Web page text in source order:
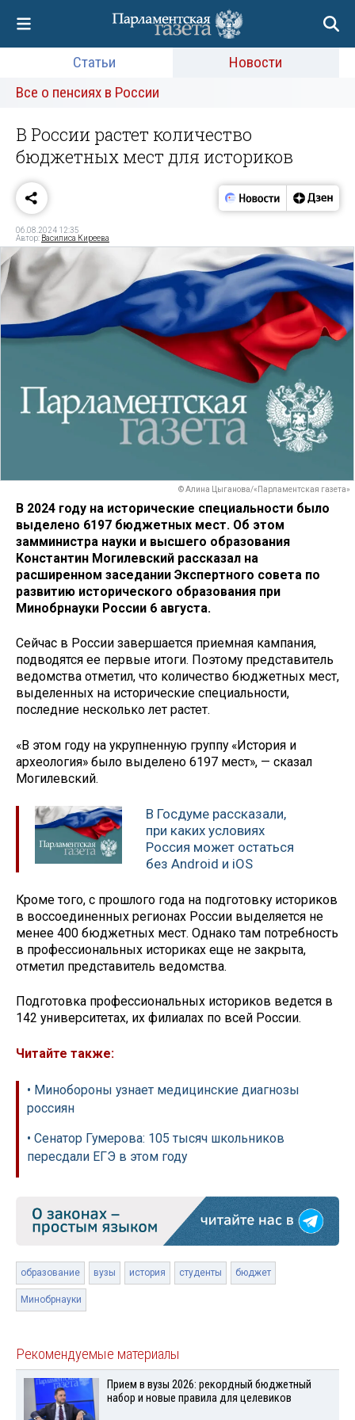
Статьи
Новости
Все о пенсиях в России
В России растет количество
бюджетных мест для историков
06.08.2024 12:35
Автор: Василиса Киреева
© Алина Цыганова/«Парламентская газета»
В 2024 году на исторические специальности было
выделено 6197 бюджетных мест. Об этом
замминистра науки и высшего образования
Константин Могилевский рассказал на
расширенном заседании Экспертного совета по
развитию исторического образования при
Минобрнауки России 6 августа.
Сейчас в России завершается приемная кампания,
подводятся ее первые итоги. Поэтому представитель
ведомства отметил, что количество бюджетных мест,
выделенных на исторические специальности,
последние несколько лет растет.
«В этом году на укрупненную группу «История и
археология» было выделено 6197 мест», — сказал
Могилевский.
В Госдуме рассказали,
при каких условиях
Россия может остаться
без Android и iOS
Кроме того, с прошлого года на подготовку историков
в воссоединенных регионах России выделяется не
менее 400 бюджетных мест. Однако там потребность
в профессиональных историках еще не закрыта,
отметил представитель ведомства.
Подготовка профессиональных историков ведется в
142 университетах, их филиалах по всей России.
Читайте также:
• Минобороны узнает медицинские диагнозы
россиян
• Сенатор Гумерова: 105 тысяч школьников
пересдали ЕГЭ в этом году
образование вузы история студенты бюджет
Минобрнауки
Рекомендуемые материалы
Прием в вузы 2026: рекордный бюджетный
набор и новые правила для целевиков